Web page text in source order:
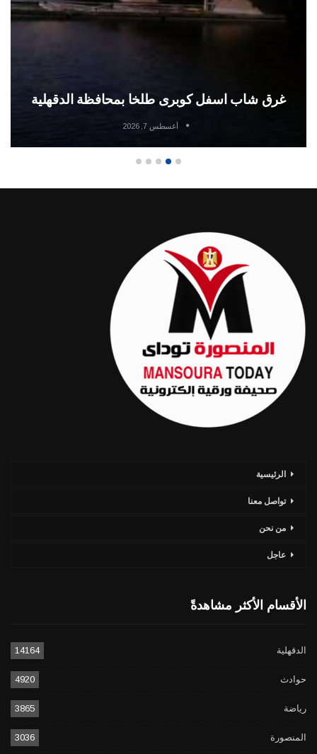
غرق شاب اسفل كوبرى طلخا بمحافظة الدقهلية
أغسطس 7, 2026
الرئيسية
تواصل معنا
من نحن
عاجل
الأقسام الأكثر مشاهدةً
الدقهلية 14164
حوادث 4920
رياضة 3865
المنصورة 3036